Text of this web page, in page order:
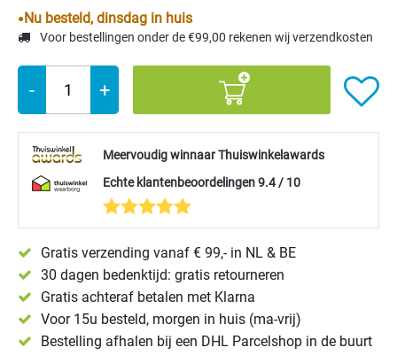
Nu besteld, dinsdag in huis
Voor bestellingen onder de €99,00 rekenen wij verzendkosten
- +
Meervoudig winnaar Thuiswinkelawards
Echte klantenbeoordelingen 9.4 / 10
Gratis verzending vanaf € 99,- in NL & BE
30 dagen bedenktijd: gratis retourneren
Gratis achteraf betalen met Klarna
Voor 15u besteld, morgen in huis (ma-vrij)
Bestelling afhalen bij een DHL Parcelshop in de buurt